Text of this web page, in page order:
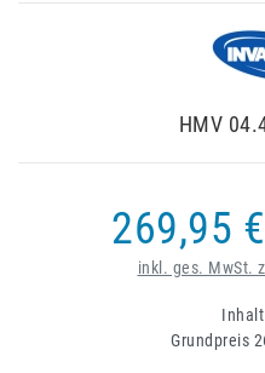
HMV
269,95 €
inkl. ges. MwSt.
Inhalt
Grundpreis